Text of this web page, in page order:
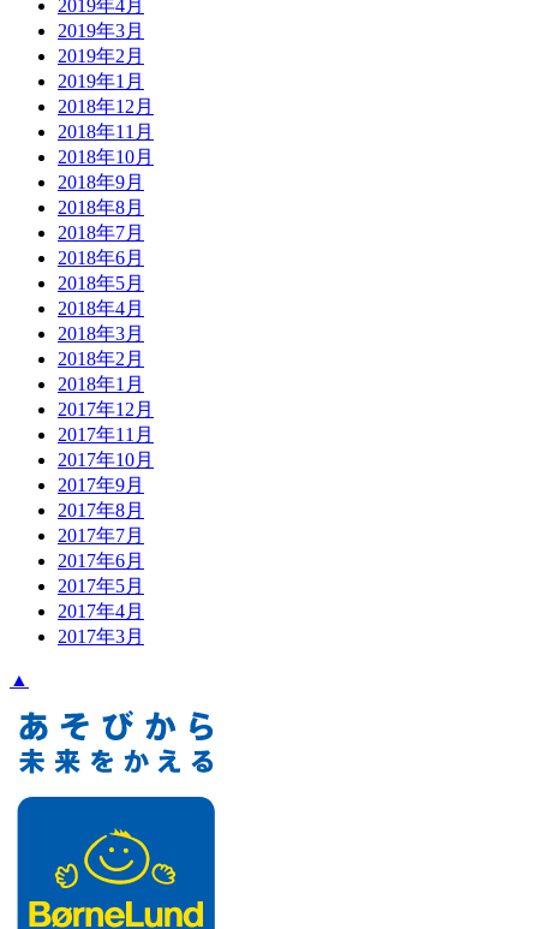
2019年4月
2019年3月
2019年2月
2019年1月
2018年12月
2018年11月
2018年10月
2018年9月
2018年8月
2018年7月
2018年6月
2018年5月
2018年4月
2018年3月
2018年2月
2018年1月
2017年12月
2017年11月
2017年10月
2017年9月
2017年8月
2017年7月
2017年6月
2017年5月
2017年4月
2017年3月
▲